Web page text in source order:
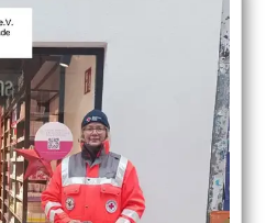
Katzenerziehung
und unsere Arbeit findet ihr auf
rhs-reutlingen.de. . . .
#hundeliebe #hovawart
#drk #hundmitjob